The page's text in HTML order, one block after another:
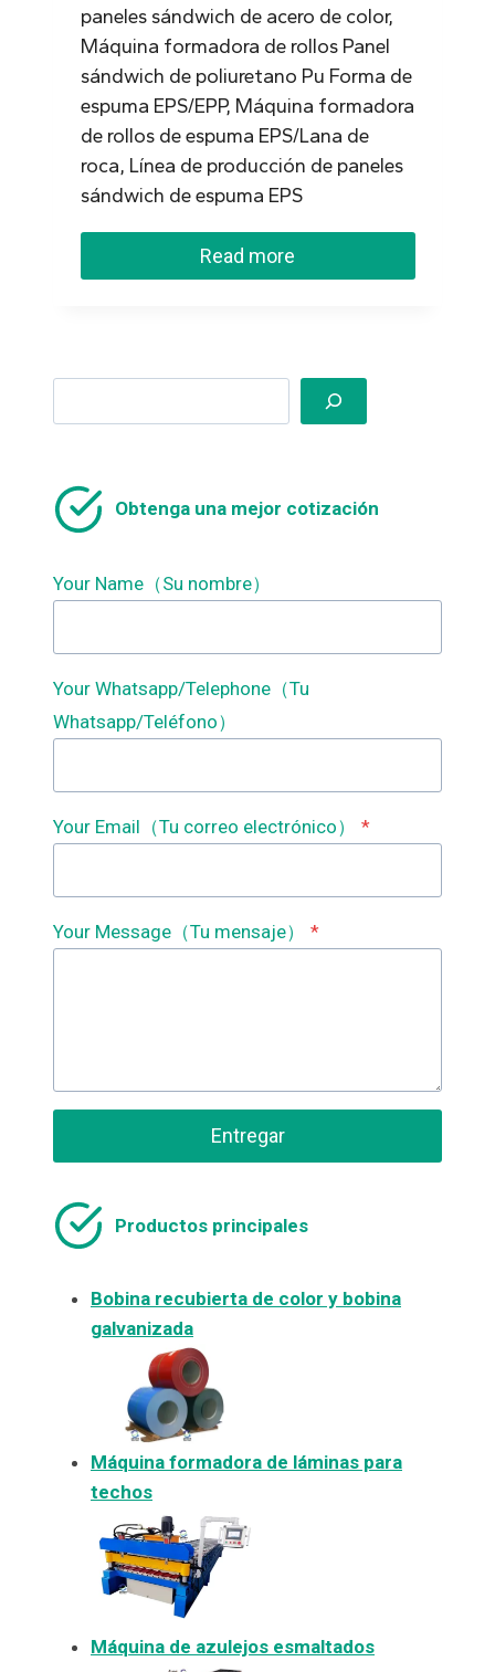
paneles sándwich de acero de color,
Máquina formadora de rollos Panel
sándwich de poliuretano Pu Forma de
espuma EPS/EPP, Máquina formadora
de rollos de espuma EPS/Lana de
roca, Línea de producción de paneles
sándwich de espuma EPS
Read more
Obtenga una mejor cotización
Your Name（Su nombre）
Your Whatsapp/Telephone（Tu
Whatsapp/Teléfono）
Your Email（Tu correo electrónico） *
Your Message（Tu mensaje） *
Entregar
Productos principales
Bobina recubierta de color y bobina
galvanizada
Máquina formadora de láminas para
techos
Máquina de azulejos esmaltados